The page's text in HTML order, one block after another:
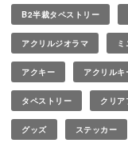
B2半裁タペストリー
アクリルジオラマ
アクキー アクリル
タペストリー クリア
グッズ ステッカー